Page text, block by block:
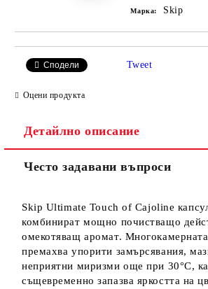
Марка: Skip
Сподели Tweet
Оцени продукта
Детайлно описание
Често задавани въпроси
Skip Ultimate Touch of Cajoline
комбинират мощно почистващо
омекотяващ аромат.
премахва упорити замърсявания,
неприятни миризми още при 30°C,
същевременно запазва яркостта на